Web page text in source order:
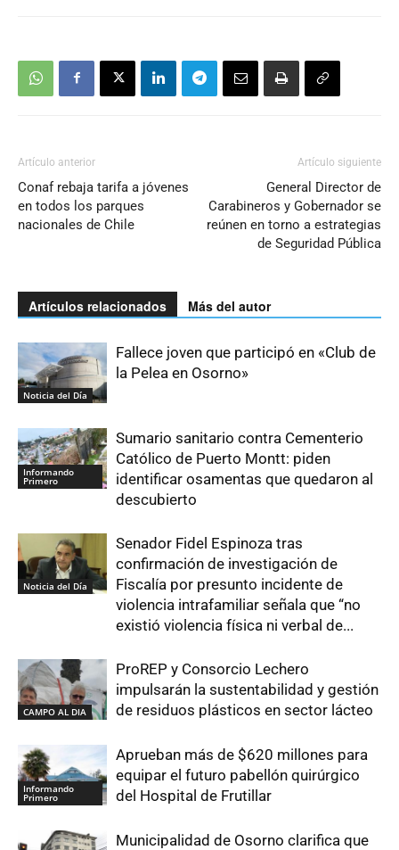
Artículo anterior
Conaf rebaja tarifa a jóvenes
en todos los parques
nacionales de Chile
Artículo siguiente
General Director de
Carabineros y Gobernador se
reúnen en torno a estrategias
de Seguridad Pública
Artículos relacionados Más del autor
Noticia del Día
Fallece joven que participó en «Club de
la Pelea en Osorno»
Informando
Primero
Sumario sanitario contra Cementerio
Católico de Puerto Montt: piden
identificar osamentas que quedaron al
descubierto
Noticia del Día
Senador Fidel Espinoza tras
confirmación de investigación de
Fiscalía por presunto incidente de
violencia intrafamiliar señala que “no
existió violencia física ni verbal de...
CAMPO AL DIA
ProREP y Consorcio Lechero
impulsarán la sustentabilidad y gestión
de residuos plásticos en sector lácteo
Informando
Primero
Aprueban más de $620 millones para
equipar el futuro pabellón quirúrgico
del Hospital de Frutillar
Municipalidad de Osorno clarifica que